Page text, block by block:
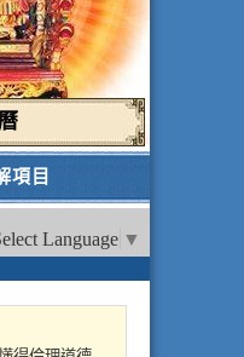
項目
Language ▼